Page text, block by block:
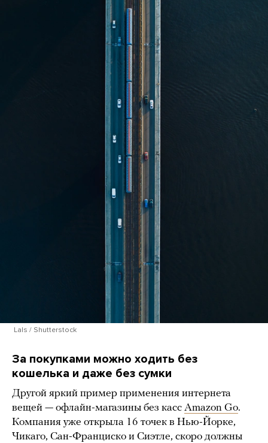
Lals / Shutterstock
За покупками можно ходить без
кошелька и даже без сумки
Другой яркий пример применения интернета
вещей — офлайн-магазины без касс Amazon Go.
Компания уже открыла 16 точек в Нью-Йорке,
Чикаго, Сан-Франциско и Сиэтле, скоро должны